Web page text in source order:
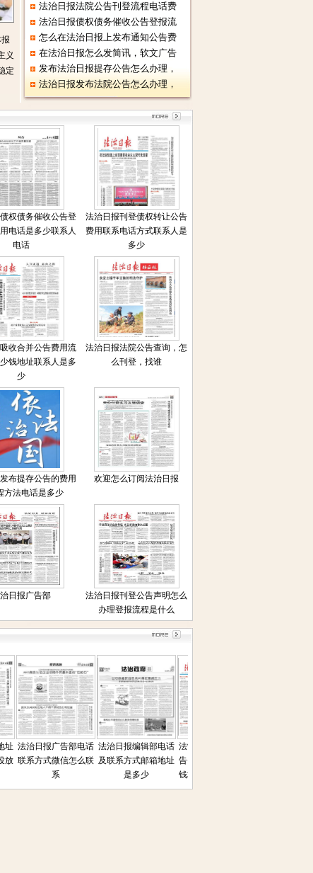
义
定
法治日报法院公告刊登流程电话费
法治日报债权债务催收公告登报流
怎么在法治日报上发布通知公告费
在法治日报怎么发简讯，软文广告
发布法治日报提存公告怎么办理，
法治日报发布法院公告怎么办理，
权债务催收公告登
电话是多少联系人
电话
法治日报刊登债权转让公告
费用联系电话方式联系人是
多少
收合并公告费用流
钱地址联系人是多
少
法治日报法院公告查询，怎
么刊登，找谁
布提存公告的费用
方法电话是多少
欢迎怎么订阅法治日报
日报广告部
法治日报刊登公告声明怎么
办理登报流程是什么
法治日报广告部电话
联系方式微信怎么联
法治日报编辑部电话
及联系方式邮箱地址
是多少
法制日报吸收合并公
告费用流程电话多少
钱地址联系人是多少